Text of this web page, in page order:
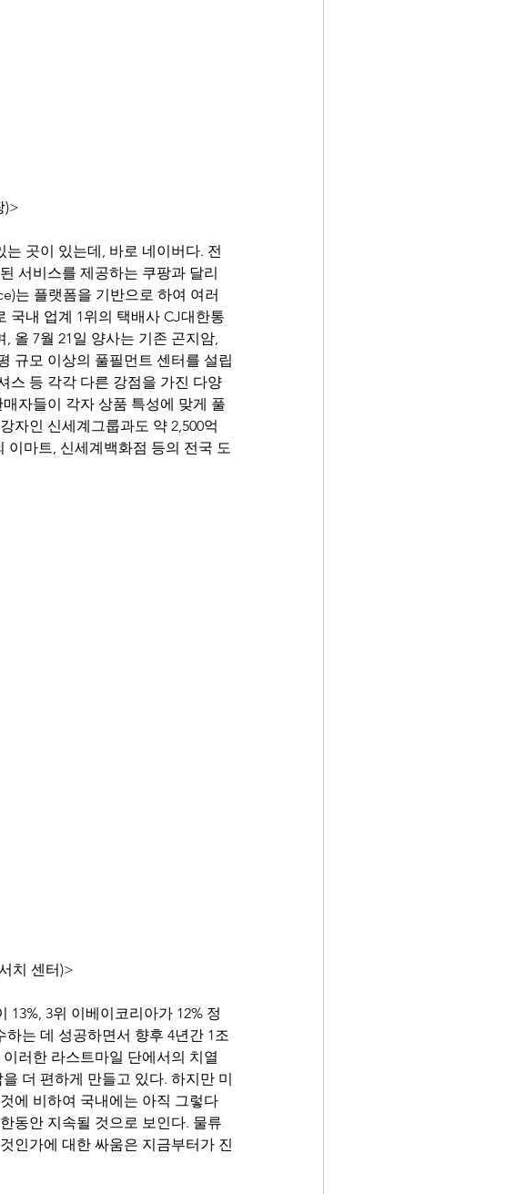
)>
서비스를 제공하는 쿠팡과 달리
는 플랫폼을 기반으로 하여 여러
국내 업계 1위의 택배사 CJ대한통
올 7월 21일 양사는 기존 곤지암,
규모 이상의 풀필먼트 센터를 설립
스 등 각각 다른 강점을 가진 다양
자들이 각자 상품 특성에 맞게 풀
자인 신세계그룹과도 약 2,500억
이마트, 신세계백화점 등의 전국 도
치 센터)>
는 데 성공하면서 향후 4년간 1조
러한 라스트마일 단에서의 치열
더 편하게 만들고 있다. 하지만 미
에 비하여 국내에는 아직 그렇다
동안 지속될 것으로 보인다. 물류
인가에 대한 싸움은 지금부터가 진